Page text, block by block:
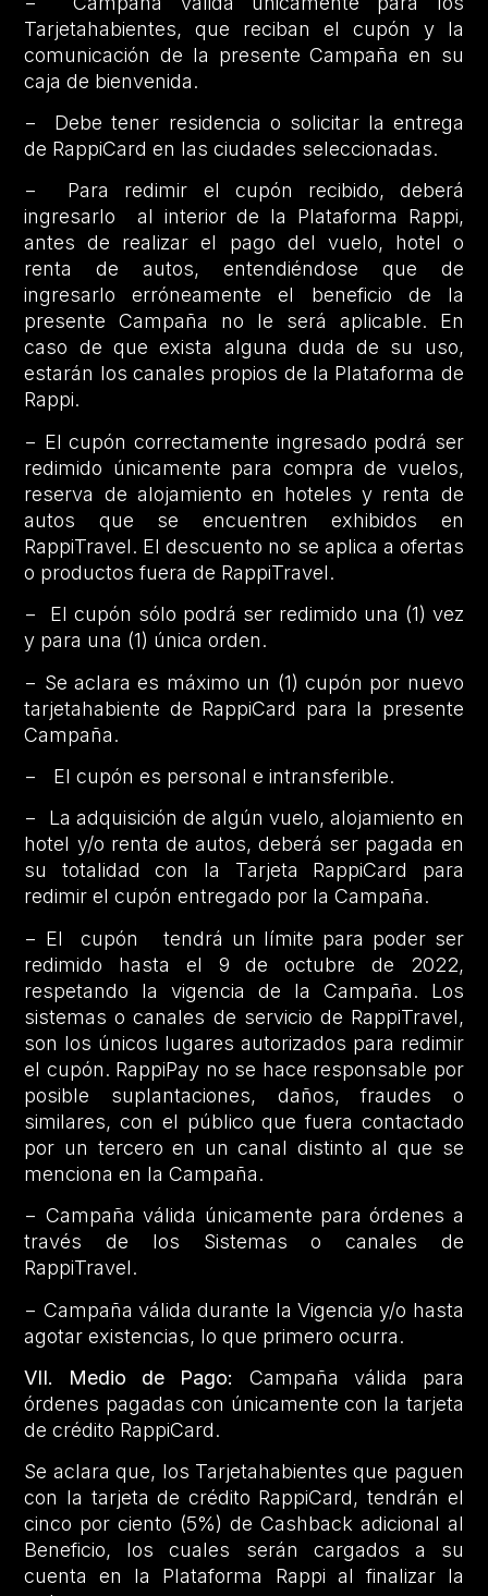
Tarjetahabientes, que reciban el cupón y la
comunicación de la presente Campaña en su
caja de bienvenida.
− Debe tener residencia o solicitar la entrega
de RappiCard en las ciudades seleccionadas.
− Para redimir el cupón recibido, deberá
ingresarlo al interior de la Plataforma Rappi,
antes de realizar el pago del vuelo, hotel o
renta de autos, entendiéndose que de
ingresarlo erróneamente el beneficio de la
presente Campaña no le será aplicable. En
caso de que exista alguna duda de su uso,
estarán los canales propios de la Plataforma de
Rappi.
− El cupón correctamente ingresado podrá ser
redimido únicamente para compra de vuelos,
reserva de alojamiento en hoteles y renta de
autos que se encuentren exhibidos en
RappiTravel. El descuento no se aplica a ofertas
o productos fuera de RappiTravel.
− El cupón sólo podrá ser redimido una (1) vez
y para una (1) única orden.
− Se aclara es máximo un (1) cupón por nuevo
tarjetahabiente de RappiCard para la presente
Campaña.
− El cupón es personal e intransferible.
− La adquisición de algún vuelo, alojamiento en
hotel y/o renta de autos, deberá ser pagada en
su totalidad con la Tarjeta RappiCard para
redimir el cupón entregado por la Campaña.
− El cupón tendrá un límite para poder ser
redimido hasta el 9 de octubre de 2022,
respetando la vigencia de la Campaña. Los
sistemas o canales de servicio de RappiTravel,
son los únicos lugares autorizados para redimir
el cupón. RappiPay no se hace responsable por
posible suplantaciones, daños, fraudes o
similares, con el público que fuera contactado
por un tercero en un canal distinto al que se
menciona en la Campaña.
− Campaña válida únicamente para órdenes a
través de los Sistemas o canales de
RappiTravel.
− Campaña válida durante la Vigencia y/o hasta
agotar existencias, lo que primero ocurra.
VII. Medio de Pago:
Campaña válida para
órdenes pagadas con únicamente con la tarjeta
de crédito RappiCard.
Se aclara que, los Tarjetahabientes que paguen
con la tarjeta de crédito RappiCard, tendrán el
cinco por ciento (5%) de Cashback adicional al
Beneficio, los cuales serán cargados a su
cuenta en la Plataforma Rappi al finalizar la